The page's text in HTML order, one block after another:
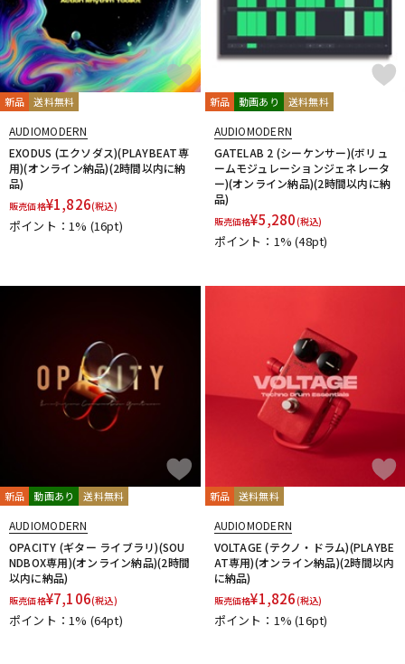
ヴィンテージ
新品 送料無料
AUDIOMODERN
EXODUS (エクソダス)(PLAYBEAT専
用)(オンライン納品)(2時間以内に納
品)
販売価格¥1,826(税込)
ポイント：1% (16pt)
新品 動画あり 送料無料
AUDIOMODERN
GATELAB 2 (シーケンサー)(ボリュ
ームモジュレーションジェネレータ
ー)(オンライン納品)(2時間以内に納
品)
販売価格¥5,280(税込)
ポイント：1%(48pt)
新品 動画あり 送料無料
AUDIOMODERN
OPACITY (ギター ライブラリ)(SOU
NDBOX専用)(オンライン納品)(2時間
以内に納品)
販売価格¥7,106(税込)
ポイント：1% (64pt)
新品 送料無料
AUDIOMODERN
VOLTAGE (テクノ・ドラム)(PLAYBE
AT専用)(オンライン納品)(2時間以内
に納品)
販売価格¥1,826(税込)
ポイント：1%(16pt)